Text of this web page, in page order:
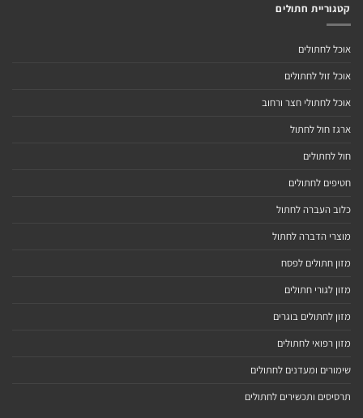
קטגוריית חתולים
אוכל לחתולים
אוכל זול לחתולים
אוכל לחתולי חצר ורחוב
ארגז חול לחתול
חול לחתולים
חטיפים לחתולים
כלוב העברה לחתול
מוצרי הדברה לחתול
מזון חתולים לפסח
מזון לגורי חתולים
מזון לחתולים בוגרים
מזון רפואי לחתולים
שימורים ומעדנים לחתולים
תרסיסים ותכשירים לחתולים